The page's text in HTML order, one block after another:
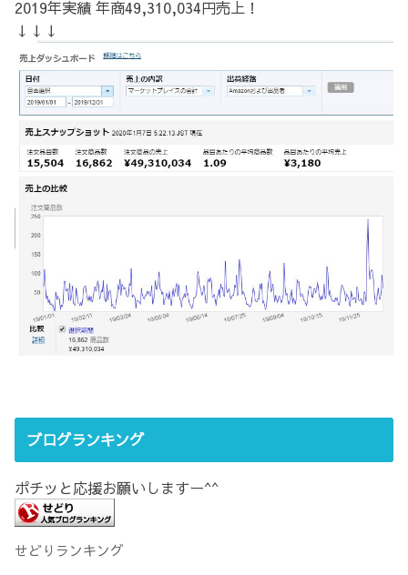
2019年実績 年商49,310,034円売上！
↓↓↓
ブログランキング
ポチッと応援お願いしますー^^
せどりランキング